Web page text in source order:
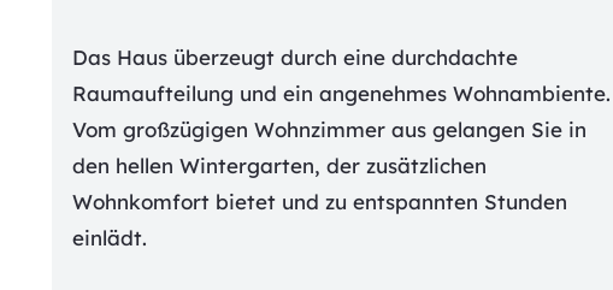
Das Haus überzeugt durch eine durchdachte
Raumaufteilung und ein angenehmes Wohnambiente.
Vom großzügigen Wohnzimmer aus gelangen Sie in
den hellen Wintergarten, der zusätzlichen
Wohnkomfort bietet und zu entspannten Stunden
einlädt.